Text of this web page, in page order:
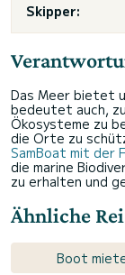
Skipper:
Das Meer bietet
bedeutet auch,
Ökosysteme zu
die Orte zu
SamBoat mit der
die marine
zu erhalten und
Ähnliche
Boot